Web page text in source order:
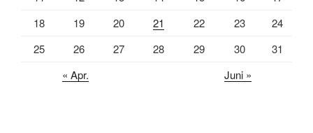
18
19 20 21 22 23
24
25
26 27 28 29 30
31
« Apr.
Juni »